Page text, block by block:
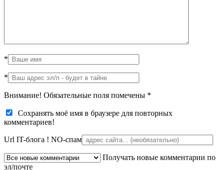
*
*
Внимание! Обязательные поля помечены *
Сохранять моё имя в браузере для повторных
комментариев!
Url IT-блога ! NO-спам
Получать новые комментарии по
эл/почте